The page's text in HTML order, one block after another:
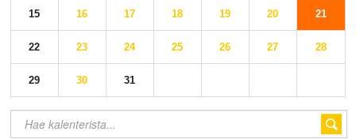
15 16 17 18 19 20 21
22 23 24 25 26 27 28
29 30 31